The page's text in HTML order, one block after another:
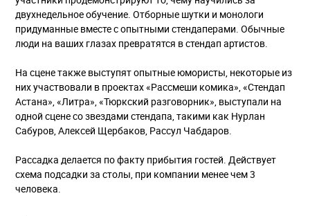
двухнедельное обучение. Отборные шутки и монологи
придуманные вместе с опытными стендаперами. Обычные
люди на ваших глазах превратятся в стендап артистов.
На сцене также выступят опытные юмористы, некоторые из
них участвовали в проектах «Рассмеши комика», «Стендап
Астана», «Литра», «Тюркский разговорник», выступали на
одной сцене со звездами стендапа, такими как Нурлан
Сабуров, Алексей Щербаков, Рассул Чабдаров.
Рассадка делается по факту прибытия гостей. Действует
схема подсадки за столы, при компании менее чем 3
человека.